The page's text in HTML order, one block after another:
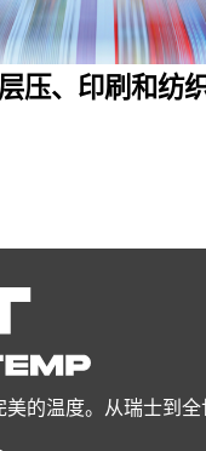
层压、印刷和纺
的温度。从瑞士到全